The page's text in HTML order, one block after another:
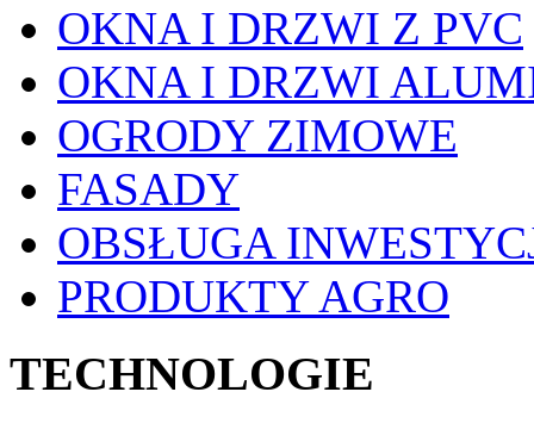
OKNA I DRZWI Z PVC
OKNA I DRZWI
OGRODY ZIMOWE
FASADY
OBSŁUGA
PRODUKTY AGRO
TECHNOLOGIE